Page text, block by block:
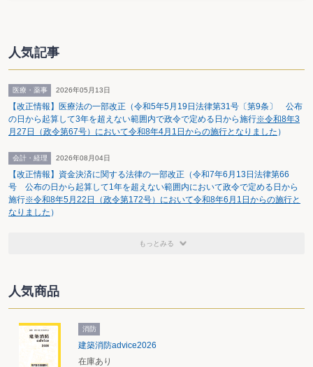
業を行っており、今後、これらの検討結果を対応表として整理し公
表する予定。このため、同WGでは、有価証券報告書の固有の開示
事業報告等の固有の開示事項の見直しと同じ2028年3月期からとす
る方向だ。内閣府令等を改正することで対応する。
そのほか、臨時報告書と適時開示や、有価証券報告書のうちのガ
求める意見を踏まえ、あるべき情報開示についても検討する。
【表】事業報告等の固有部分の例
・社外役員の当該事業年度の主な活動状況（取締役会における発言の状
・社外役員の親会社等からの報酬
び補償した金額
・個別注記表における関連当事者との取引に関する注記
人気記事
医療・薬事 2026年05月13日
【改正情報】医療法の一部改正（令和5年5月19日法律第31号〔第9条〕 公布
の日から起算して3年を超えない範囲内で政令で定める日から施行※令和8年3
月27日（政令第67号）において令和8年4月1日からの施行となりました ）
会計・経理 2026年08月04日
【改正情報】資金決済に関する法律の一部改正（令和7年6月13日法律第66
号 公布の日から起算して1年を超えない範囲内において政令で定める日から
施行※令和8年5月22日（政令第172号）において令和8年6月1日からの施行と
なりました ）
もっとみる
人気商品
消防
建築消防advice2026
在庫あり